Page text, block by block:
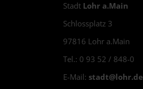
Stadt Lohr a.Main
Schlossplatz 3
97816 Lohr a.Main
Tel.: 0 93 52 / 848-0
E-Mail: stadt@lohr.de